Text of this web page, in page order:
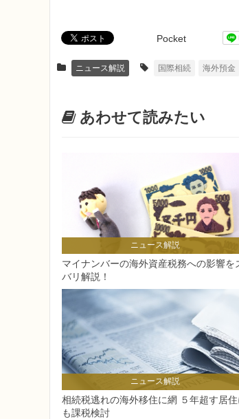
Pocket
ニュース解説 国際相続 海外預金
あわせて読みたい
ニュース解説
マイナンバーの海外資産税務への影響を
バリ解説！
ニュース解説
相続税逃れの海外移住に網 ５年超す居住
も課税検討